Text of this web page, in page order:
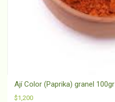
Ají Color (Paprika) granel 100gr
$1,200